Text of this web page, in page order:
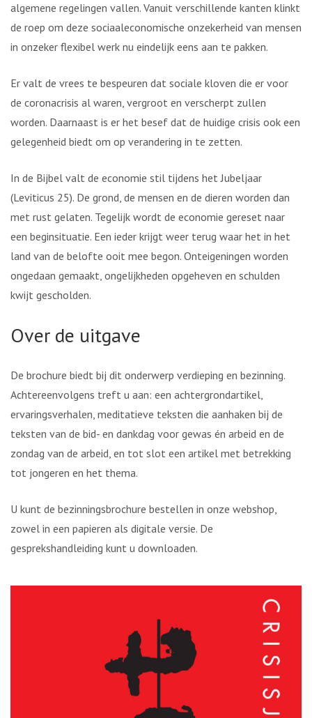
algemene regelingen vallen. Vanuit verschillende kanten klinkt
de roep om deze sociaaleconomische onzekerheid van mensen
in onzeker flexibel werk nu eindelijk eens aan te pakken.
Er valt de vrees te bespeuren dat sociale kloven die er voor
de coronacrisis al waren, vergroot en verscherpt zullen
worden. Daarnaast is er het besef dat de huidige crisis ook een
gelegenheid biedt om op verandering in te zetten.
In de Bijbel valt de economie stil tijdens het Jubeljaar
(Leviticus 25). De grond, de mensen en de dieren worden dan
met rust gelaten. Tegelijk wordt de economie gereset naar
een beginsituatie. Een ieder krijgt weer terug waar het in het
land van de belofte ooit mee begon. Onteigeningen worden
ongedaan gemaakt, ongelijkheden opgeheven en schulden
kwijt gescholden.
Over de uitgave
De brochure biedt bij dit onderwerp verdieping en bezinning.
Achtereenvolgens treft u aan: een achtergrondartikel,
ervaringsverhalen, meditatieve teksten die aanhaken bij de
teksten van de bid- en dankdag voor gewas én arbeid en de
zondag van de arbeid, en tot slot een artikel met betrekking
tot jongeren en het thema.
U kunt de bezinningsbrochure bestellen in onze webshop,
zowel in een papieren als digitale versie. De
gesprekshandleiding kunt u downloaden.